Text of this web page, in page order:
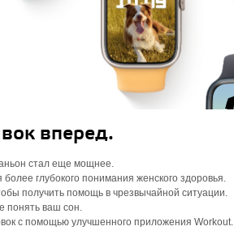
вперед.
стал еще мощнее.
глубокого понимания женского здоровья.
получить помощь в чрезвычайной ситуации.
понять ваш сон.
с помощью улучшенного приложения Workout.